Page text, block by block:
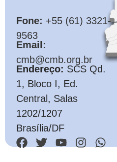
Fone: +55 (61) 3321-
9563
Email:
cmb@cmb.org.br
Endereço: SCS Qd.
1, Bloco I, Ed.
Central, Salas
1202/1207
Brasília/DF